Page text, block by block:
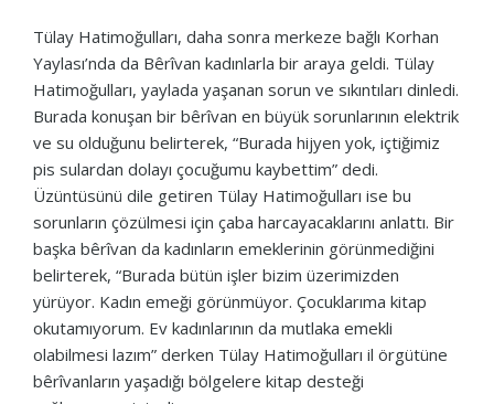
Tülay Hatimoğulları, daha sonra merkeze bağlı Korhan
Yaylası’nda da Bêrîvan kadınlarla bir araya geldi. Tülay
Hatimoğulları, yaylada yaşanan sorun ve sıkıntıları dinledi.
Burada konuşan bir bêrîvan en büyük sorunlarının elektrik
ve su olduğunu belirterek, “Burada hijyen yok, içtiğimiz
pis sulardan dolayı çocuğumu kaybettim” dedi.
Üzüntüsünü dile getiren Tülay Hatimoğulları ise bu
sorunların çözülmesi için çaba harcayacaklarını anlattı. Bir
başka bêrîvan da kadınların emeklerinin görünmediğini
belirterek, “Burada bütün işler bizim üzerimizden
yürüyor. Kadın emeği görünmüyor. Çocuklarıma kitap
okutamıyorum. Ev kadınlarının da mutlaka emekli
olabilmesi lazım” derken Tülay Hatimoğulları il örgütüne
bêrîvanların yaşadığı bölgelere kitap desteği